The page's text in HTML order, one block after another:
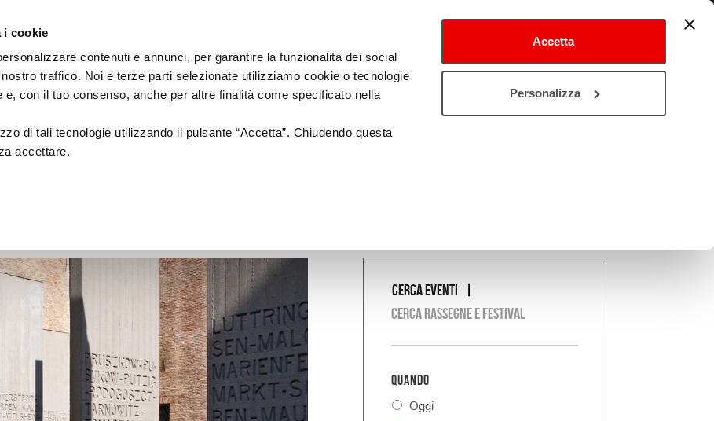
i cookie
contenuti e annunci, per garantire la funzionalità dei social
traffico. Noi e terze parti selezionate utilizziamo cookie o tecnologie
e, con il tuo consenso, anche per altre finalità come specificato nella
di tali tecnologie utilizzando il pulsante “Accetta”. Chiudendo questa
accettare.
Accetta
Personalizza
cartellone
Musica Cinema Festival Cultura estero
cura
Cultura
Paesaggio
1945)
COSA
Cerca eventi
Cerca rassegne e festival
QUANDO
Oggi